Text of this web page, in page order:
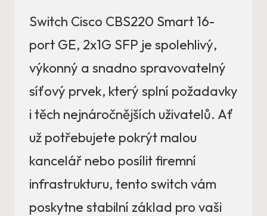
Switch Cisco CBS220 Smart 16-
port GE, 2x1G SFP je spolehlivý,
výkonný a snadno spravovatelný
síťový prvek, který splní požadavky
i těch nejnáročnějších uživatelů. Ať
už potřebujete pokrýt malou
kancelář nebo posílit firemní
infrastrukturu, tento switch vám
poskytne stabilní základ pro vaši